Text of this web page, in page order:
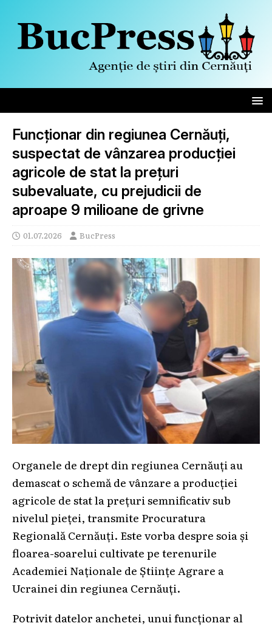
Funcționar din regiunea Cernăuți,
suspectat de vânzarea producției
agricole de stat la prețuri
subevaluate, cu prejudicii de
aproape 9 milioane de grivne
01.07.2026 BucPress
Organele de drept din regiunea Cernăuți au
demascat o schemă de vânzare a producției
agricole de stat la prețuri semnificativ sub
nivelul pieței, transmite Procuratura
Regională Cernăuți. Este vorba despre soia și
floarea-soarelui cultivate pe terenurile
Academiei Naționale de Științe Agrare a
Ucrainei din regiunea Cernăuți.
Potrivit datelor anchetei, unui funcționar al